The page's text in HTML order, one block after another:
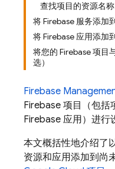
查找项目的资源名称
将 Firebase 服务添加
将 Firebase 应用添加
将您的 Firebase 项目
选）
Firebase
Firebase 项目（包括
Firebase 应用）进行
本文概括性地介绍了
资源和应用添加到尚